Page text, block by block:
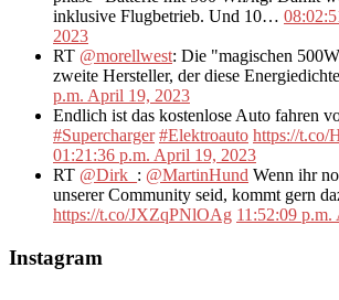
inklusive Flugbetrieb. Und 10…
2023
RT @morellwest: Die "magischen
zweite Hersteller, der diese
p.m. April 19, 2023
Endlich ist das kostenlose Auto fahren
#Supercharger #Elektroauto https://t.co/
01:21:36 p.m. April 19, 2023
RT @Dirk_ : @MartinHund Wenn ihr
unserer Community seid, kommt gern
https://t.co/JXZqPNlOAg 11:52:09
Instagram